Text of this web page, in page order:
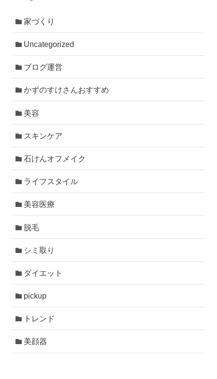
家づくり
Uncategorized
ブログ運営
かずのすけさんおすすめ
美容
スキンケア
石けんオフメイク
ライフスタイル
美容医療
脱毛
シミ取り
ダイエット
pickup
トレンド
美顔器